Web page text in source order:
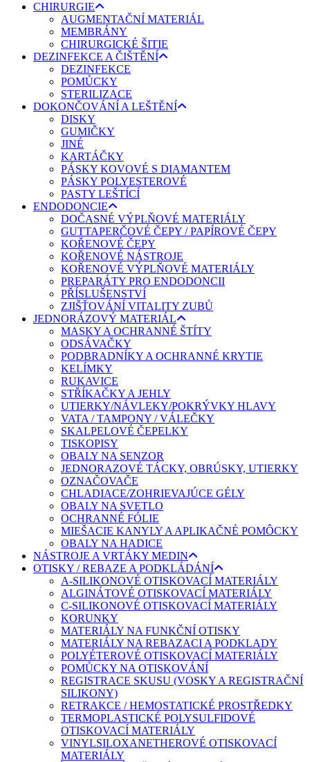
CHIRURGIE
AUGMENTAČNÍ MATERIÁL
MEMBRÁNY
CHIRURGICKÉ ŠITIE
DEZINFEKCE A ČIŠTĚNÍ
DEZINFEKCE
POMŮCKY
STERILIZACE
DOKONČOVÁNÍ A LEŠTĚNÍ
DISKY
GUMIČKY
JINÉ
KARTÁČKY
PÁSKY KOVOVÉ S DIAMANTEM
PÁSKY POLYESTEROVÉ
PASTY LEŠTÍCÍ
ENDODONCIE
DOČASNÉ VÝPLŇOVÉ MATERIÁLY
GUTTAPERČOVÉ ČEPY / PAPÍROVÉ ČEPY
KOŘENOVÉ ČEPY
KOŘENOVÉ NÁSTROJE
KOŘENOVÉ VÝPLŇOVÉ MATERIÁLY
PREPARÁTY PRO ENDODONCII
PŘÍSLUŠENSTVÍ
ZJIŠŤOVÁNÍ VITALITY ZUBŮ
JEDNORÁZOVÝ MATERIÁL
MASKY A OCHRANNÉ ŠTÍTY
ODSÁVAČKY
PODBRADNÍKY A OCHRANNÉ KRYTIE
KELÍMKY
RUKAVICE
STŘÍKAČKY A JEHLY
UTIERKY/NÁVLEKY/POKRÝVKY HLAVY
VATA / TAMPONY / VÁLEČKY
SKALPELOVÉ ČEPELKY
TISKOPISY
OBALY NA SENZOR
JEDNORAZOVÉ TÁCKY, OBRÚSKY, UTIERKY
OZNAČOVAČE
CHLADIACE/ZOHRIEVAJÚCE GÉLY
OBALY NA SVETLO
OCHRANNÉ FÓLIE
MIEŠACIE KANYLY A APLIKAČNÉ POMÔCKY
OBALY NA HADICE
NÁSTROJE A VRTÁKY MEDIN
OTISKY / REBAZE A PODKLÁDÁNÍ
A-SILIKONOVÉ OTISKOVACÍ MATERIÁLY
ALGINÁTOVÉ OTISKOVACÍ MATERIÁLY
C-SILIKONOVÉ OTISKOVACÍ MATERIÁLY
KORUNKY
MATERIÁLY NA FUNKČNÍ OTISKY
MATERIÁLY NA REBAZACI A PODKLADY
POLYÉTEROVÉ OTISKOVACÍ MATERIÁLY
POMŮCKY NA OTISKOVÁNÍ
REGISTRACE SKUSU (VOSKY A REGISTRAČNÍ
SILIKONY)
RETRAKCE / HEMOSTATICKÉ PROSTŘEDKY
TERMOPLASTICKÉ POLYSULFIDOVÉ
OTISKOVACÍ MATERIÁLY
VINYLSILOXANETHEROVÉ OTISKOVACÍ
MATERIÁLY